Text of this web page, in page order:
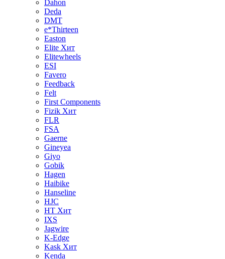
Dahon
Deda
DMT
e*Thirteen
Easton
Elite Хит
Elitewheels
ESI
Favero
Feedback
Felt
First Components
Fizik Хит
FLR
FSA
Gaerne
Gineyea
Giyo
Gobik
Hagen
Haibike
Hanseline
HJC
HT Хит
IXS
Jagwire
K-Edge
Kask Хит
Kenda